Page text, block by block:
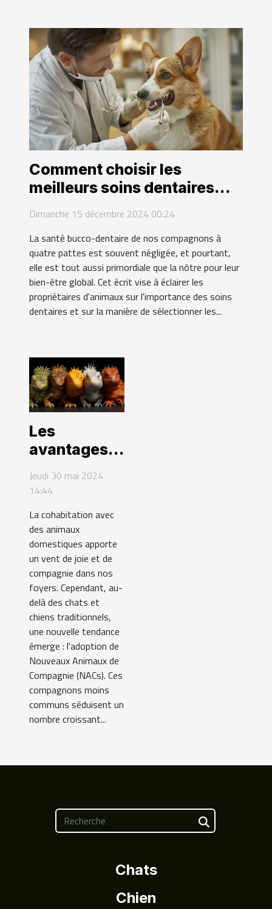
Comment choisir les
meilleurs soins dentaires
pour vos animaux
Dimanche 15 décembre 2024 00:24
La santé bucco-dentaire de nos compagnons à
quatre pattes est souvent négligée, et pourtant,
elle est tout aussi primordiale que la nôtre pour leur
bien-être global. Cet écrit vise à éclairer les
propriétaires d'animaux sur l'importance des soins
dentaires et sur la manière de sélectionner les...
Les
avantages
de
l'adoption
rapport aux
animaux de
compagnie
traditionnels
Jeudi 30 mai 2024
14:44
La cohabitation avec
des animaux
domestiques apporte
un vent de joie et de
compagnie dans nos
foyers. Cependant, au-
delà des chats et
chiens traditionnels,
une nouvelle tendance
émerge : l'adoption de
Nouveaux Animaux de
Compagnie (NACs). Ces
compagnons moins
communs séduisent un
nombre croissant...
Chats
Chien